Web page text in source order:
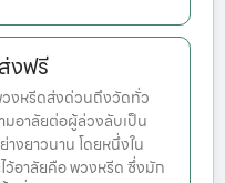
งฟรี
งหรีดส่งด่วนถึงวัดทั่ว
มอาลัยต่อผู้ล่วงลับเป็น
งยาวนาน โดยหนึ่งใน
อาลัยคือ พวงหรีด ซึ่งมัก